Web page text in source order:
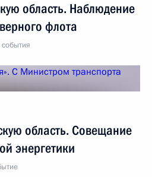
область. Наблюдение
флота
область. Совещание
энергетики